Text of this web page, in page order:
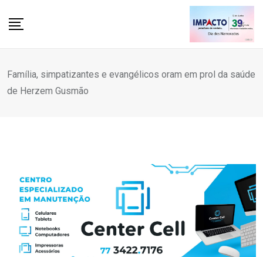
Família, simpatizantes e evangélicos oram em prol da saúde
de Herzem Gusmão